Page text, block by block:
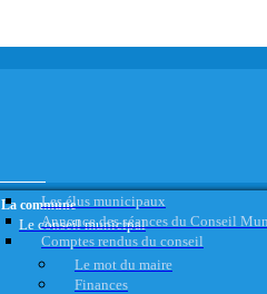
La commune
Le conseil municipal
Les élus municipaux
Annonce des séances du Conseil
Comptes rendus du conseil
Le mot du maire
Finances